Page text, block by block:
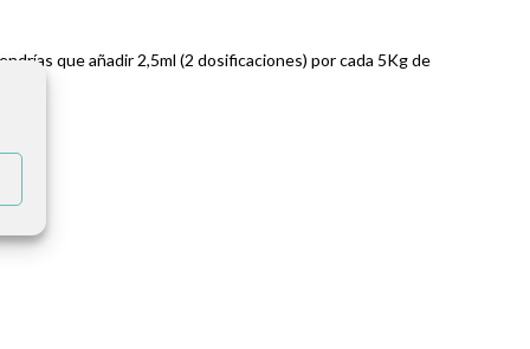
que añadir 2,5ml (2 dosificaciones) por cada 5Kg de